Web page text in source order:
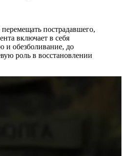
пострадавшего,
включает в себя
и обезболивание, до
роль в восстановлении